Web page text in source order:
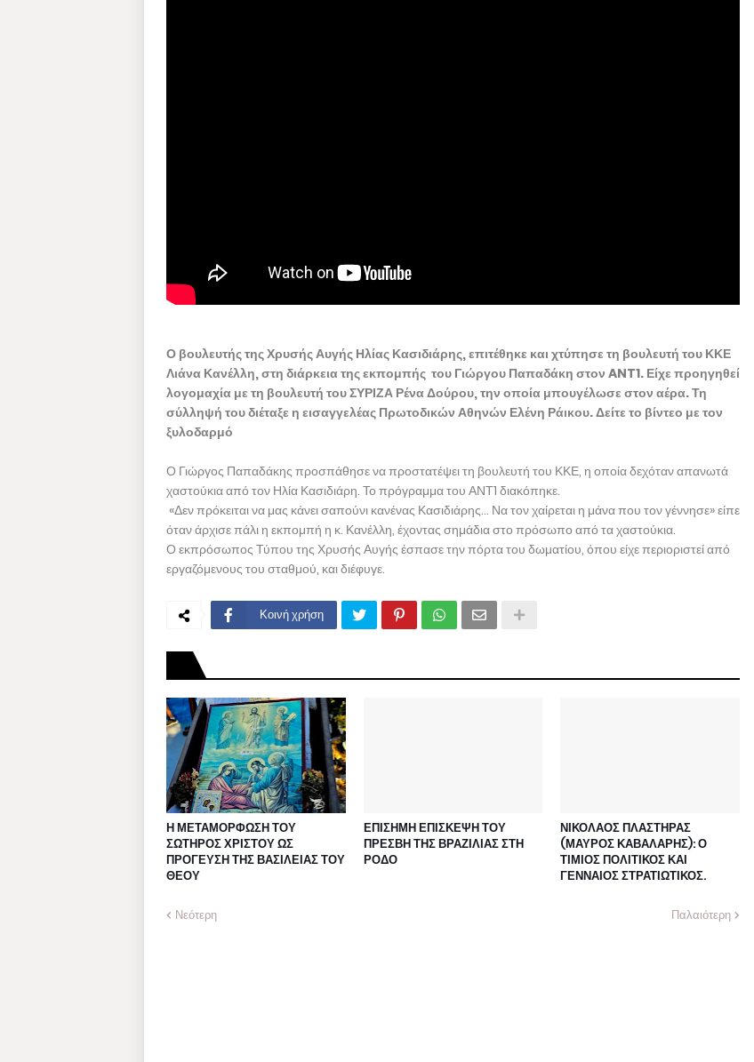
Ο βουλευτής της Χρυσής Αυγής Ηλίας Κασιδιάρης, επιτέθηκε και χτύπησε τη βουλευτή του ΚΚΕ
Λιάνα Κανέλλη, στη διάρκεια της εκπομπής του Γιώργου Παπαδάκη στον ANT1. Είχε προηγηθεί
λογομαχία με τη βουλευτή του ΣΥΡΙΖΑ Ρένα Δούρου, την οποία μπουγέλωσε στον αέρα. Τη
σύλληψή του διέταξε η εισαγγελέας Πρωτοδικών Αθηνών Ελένη Ράικου. Δείτε το βίντεο με τον
ξυλοδαρμό
Ο Γιώργος Παπαδάκης προσπάθησε να προστατέψει τη βουλευτή του ΚΚΕ, η οποία δεχόταν απανωτά
χαστούκια από τον Ηλία Κασιδιάρη. Το πρόγραμμα του ΑΝΤ1 διακόπηκε.
«Δεν πρόκειται να μας κάνει σαπούνι κανένας Κασιδιάρης... Να τον χαίρεται η μάνα που τον γέννησε» είπε
όταν άρχισε πάλι η εκπομπή η κ. Κανέλλη, έχοντας σημάδια στο πρόσωπο από τα χαστούκια.
Ο εκπρόσωπος Τύπου της Χρυσής Αυγής έσπασε την πόρτα του δωματίου, όπου είχε περιοριστεί από
εργαζόμενους του σταθμού, και διέφυγε.
Κοινή χρήση
Η ΜΕΤΑΜΟΡΦΩΣΗ ΤΟΥ
ΣΩΤΗΡΟΣ ΧΡΙΣΤΟΥ ΩΣ
ΠΡΟΓΕΥΣΗ ΤΗΣ ΒΑΣΙΛΕΙΑΣ ΤΟΥ
ΘΕΟΥ
ΕΠΙΣΗΜΗ ΕΠΙΣΚΕΨΗ ΤΟΥ
ΠΡΕΣΒΗ ΤΗΣ ΒΡΑΖΙΛΙΑΣ ΣΤΗ
ΡΟΔΟ
ΝΙΚΟΛΑΟΣ ΠΛΑΣΤΗΡΑΣ
(ΜΑΥΡΟΣ ΚΑΒΑΛΑΡΗΣ): Ο
ΤΙΜΙΟΣ ΠΟΛΙΤΙΚΟΣ ΚΑΙ
ΓΕΝΝΑΙΟΣ ΣΤΡΑΤΙΩΤΙΚΟΣ.
Νεότερη Παλαιότερη